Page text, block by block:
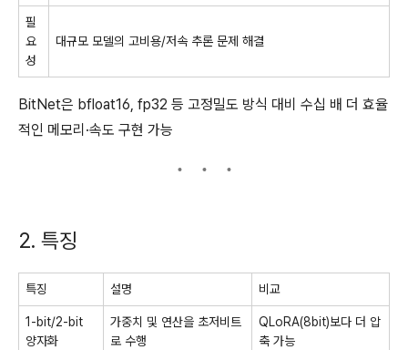
필
요
성
대규모 모델의 고비용/저속 추론 문제 해결
BitNet은 bfloat16, fp32 등 고정밀도 방식 대비 수십 배 더 효율
적인 메모리·속도 구현 가능
2. 특징
특징 설명 비교
1-bit/2-bit
양자화
가중치 및 연산을 초저비트
로 수행
QLoRA(8bit)보다 더 압
축 가능